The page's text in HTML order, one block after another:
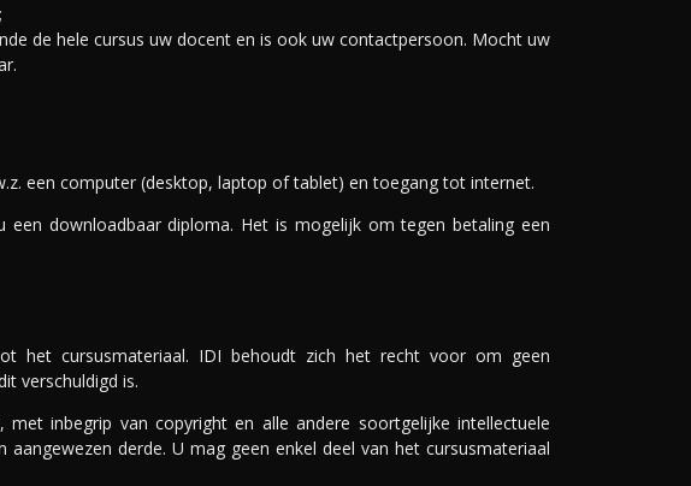
de hele cursus uw docent en is ook uw contactpersoon. Mocht uw
een computer (desktop, laptop of tablet) en toegang tot internet.
downloadbaar diploma. Het is mogelijk om tegen betaling een
het cursusmateriaal. IDI behoudt zich het recht voor om geen
verschuldigd is.
inbegrip van copyright en alle andere soortgelijke intellectuele
derde. U mag geen enkel deel van het cursusmateriaal